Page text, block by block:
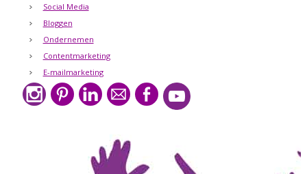
Social Media
Bloggen
Ondernemen
Contentmarketing
E-mailmarketing